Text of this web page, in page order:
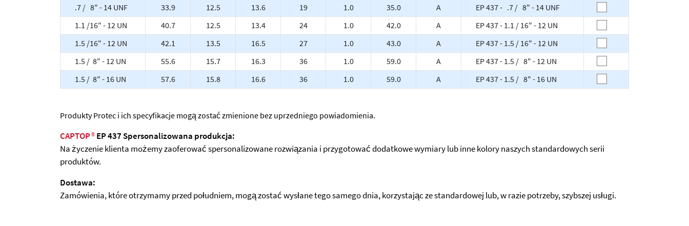
.7 / 8" - 14 UNF
33.9 12.5 13.6 19 1.0 35.0 A
EP 437 - .7 / 8" - 14 UNF
1.1 /16" - 12 UN
40.7 12.5 13.4 24 1.0 42.0 A
EP 437 - 1.1 / 16" - 12 UN
1.5 /16" - 12 UN
42.1 13.5 16.5 27 1.0 43.0 A
EP 437 - 1.5 / 16" - 12 UN
1.5 / 8" - 12 UN
55.6 15.7 16.3 36 1.0 59.0 A
EP 437 - 1.5 / 8" - 12 UN
1.5 / 8" - 16 UN
57.6 15.8 16.6 36 1.0 59.0 A EP 437 - 1.5 / 8" - 16 UN
Produkty Protec i ich specyfikacje mogą zostać zmienione bez uprzedniego powiadomienia.
CAPTOP®EP 437 Spersonalizowana produkcja:
Na życzenie klienta możemy zaoferować spersonalizowane rozwiązania i przygotować dodatkowe wymiary lub inne kolory naszych standardowych serii
produktów.
Dostawa:
Zamówienia, które otrzymamy przed południem, mogą zostać wysłane tego samego dnia, korzystając ze standardowej lub, w razie potrzeby, szybszej usługi.